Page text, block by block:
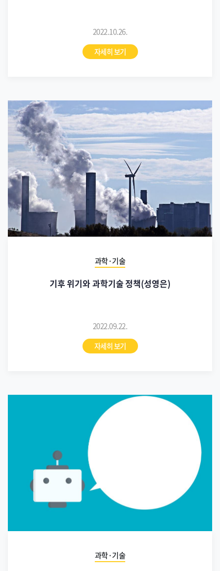
2022.10.26.
자세히 보기
과학·기술
기후 위기와 과학기술 정책(성영은)
2022.09.22.
자세히 보기
과학·기술